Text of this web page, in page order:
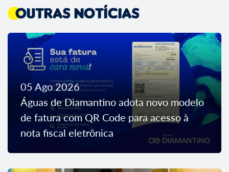
Outras Notícias
05 Ago 2026
Águas de Diamantino adota novo modelo
de fatura com QR Code para acesso à
nota fiscal eletrônica